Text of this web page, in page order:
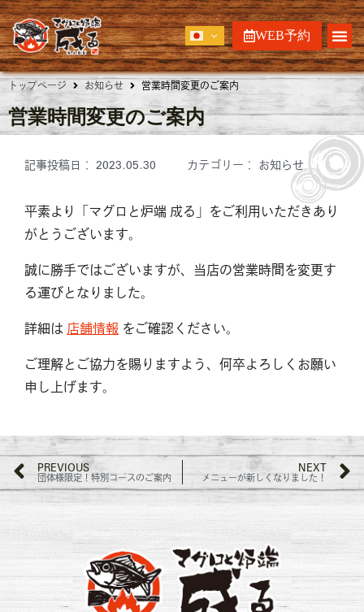
WEB予約
トップページ お知らせ 営業時間変更のご案内
営業時間変更のご案内
記事投稿日： 2023.05.30 カテゴリー： お知らせ
平素より「マグロと炉端 成る」をご利用いただきあり
がとうございます。
誠に勝手ではございますが、当店の営業時間を変更す
る運びとなりました。
詳細は 店舗情報 をご確認ください。
ご理解とご協力を賜りますよう、何卒よろしくお願い
申し上げます。
PREVIOUS
団体様限定！特別コースのご案内
NEXT
メニューが新しくなりました！